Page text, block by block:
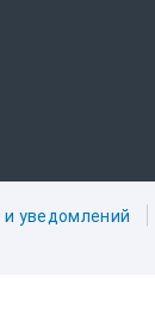
и уведомлений